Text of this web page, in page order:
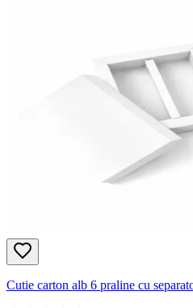
Cutie carton alb 6 praline cu